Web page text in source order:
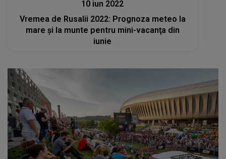
10 iun 2022
Vremea de Rusalii 2022: Prognoza meteo la
mare şi la munte pentru mini-vacanţa din
iunie